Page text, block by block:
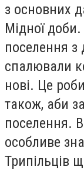
з основних
Мідної доби.
поселення
спалювали
нові. Це
також, аби
поселення.
особливе
Трипільців